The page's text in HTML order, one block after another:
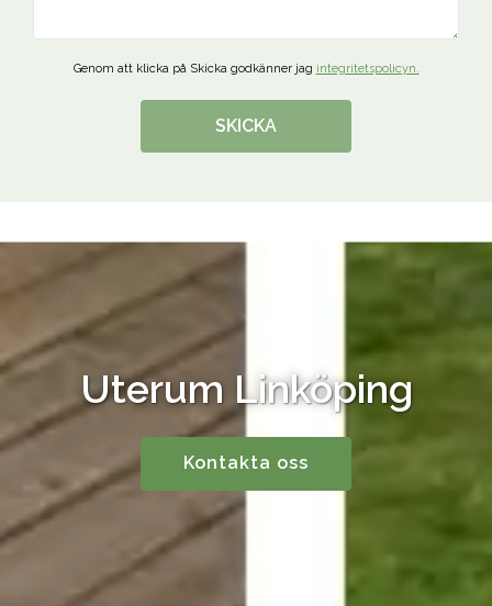
Genom att klicka på Skicka godkänner jag integritetspolicyn.
SKICKA
Uterum Linköping
Kontakta oss